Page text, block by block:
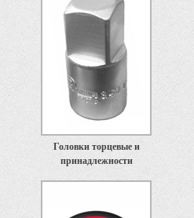
Головки торцевые и
принадлежности